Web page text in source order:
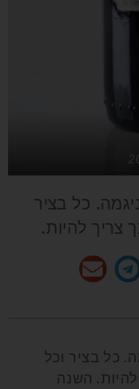
כל בציר
צריך להיות.
כל בציר וכל
השנה